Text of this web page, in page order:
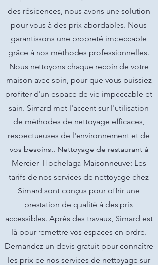
des résidences, nous avons une solution
pour vous à des prix abordables. Nous
garantissons une propreté impeccable
grâce à nos méthodes professionnelles.
Nous nettoyons chaque recoin de votre
maison avec soin, pour que vous puissiez
profiter d'un espace de vie impeccable et
sain. Simard met l'accent sur l'utilisation
de méthodes de nettoyage efficaces,
respectueuses de l'environnement et de
vos besoins.. Nettoyage de restaurant à
Mercier–Hochelaga-Maisonneuve: Les
tarifs de nos services de nettoyage chez
Simard sont conçus pour offrir une
prestation de qualité à des prix
accessibles. Après des travaux, Simard est
là pour remettre vos espaces en ordre.
Demandez un devis gratuit pour connaître
les prix de nos services de nettoyage sur